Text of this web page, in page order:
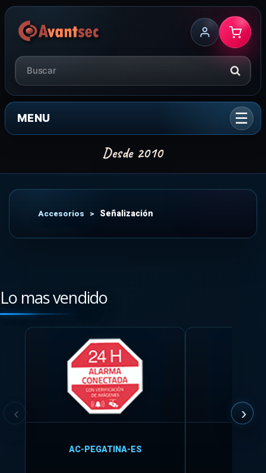
MENU
Accesorios > Señalización
Lo mas vendido
AC-PEGATINA-ES